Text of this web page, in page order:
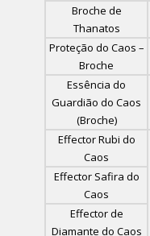
Broche de
Thanatos
Proteção do Caos –
Broche
Essência do
Guardião do Caos
(Broche)
Effector Rubi do
Caos
Effector Safira do
Caos
Effector de
Diamante do Caos